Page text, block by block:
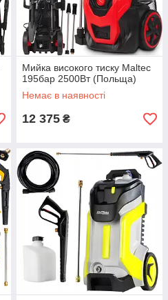
Мийка високого тиску Maltec
195бар 2500Вт (Польща)
Немає в наявності
12 375 ₴